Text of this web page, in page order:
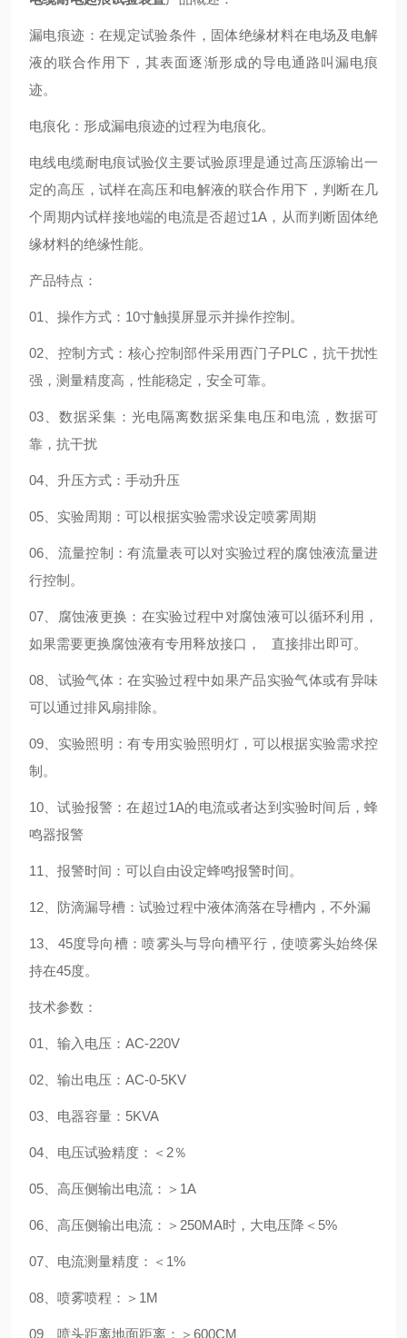
漏电痕迹：在规定试验条件，固体绝缘材料在电场及电解
液的联合作用下，其表面逐渐形成的导电通路叫漏电痕
迹。
电痕化：形成漏电痕迹的过程为电痕化。
电线电缆耐电痕试验仪主要试验原理是通过高压源输出一
定的高压，试样在高压和电解液的联合作用下，判断在几
个周期内试样接地端的电流是否超过1A，从而判断固体绝
缘材料的绝缘性能。
产品特点：
01、操作方式：10寸触摸屏显示并操作控制。
02、控制方式：核心控制部件采用西门子PLC，抗干扰性
强，测量精度高，性能稳定，安全可靠。
03、数据采集：光电隔离数据采集电压和电流，数据可
靠，抗干扰
04、升压方式：手动升压
05、实验周期：可以根据实验需求设定喷雾周期
06、流量控制：有流量表可以对实验过程的腐蚀液流量进
行控制。
07、腐蚀液更换：在实验过程中对腐蚀液可以循环利用，
如果需要更换腐蚀液有专用释放接口， 直接排出即可。
08、试验气体：在实验过程中如果产品实验气体或有异味
可以通过排风扇排除。
09、实验照明：有专用实验照明灯，可以根据实验需求控
制。
10、试验报警：在超过1A的电流或者达到实验时间后，蜂
鸣器报警
11、报警时间：可以自由设定蜂鸣报警时间。
12、防滴漏导槽：试验过程中液体滴落在导槽内，不外漏
13、45度导向槽：喷雾头与导向槽平行，使喷雾头始终保
持在45度。
技术参数：
01、输入电压：AC-220V
02、输出电压：AC-0-5KV
03、电器容量：5KVA
04、电压试验精度：＜2％
05、高压侧输出电流：＞1A
06、高压侧输出电流：＞250MA时，大电压降＜5%
07、电流测量精度：＜1%
08、喷雾喷程：＞1M
09、喷头距离地面距离：＞600CM